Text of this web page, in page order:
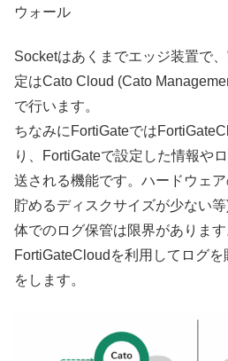
ウォール
Socketはあくまでエッジ装置で
定はCato Cloud (Cato
で行います。
ちなみにFortiGateでは
り、FortiGateで設定した情報や
送される機能です。 ハードウェ
貯めるディスクサイズが少ない
体でのログ保管は限界があります
FortiGateCloudを利用してログ
をします。